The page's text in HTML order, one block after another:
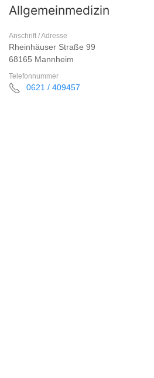
Allgemeinmedizin
Anschrift / Adresse
Rheinhäuser Straße 99
68165 Mannheim
Telefonnummer
0621 / 409457